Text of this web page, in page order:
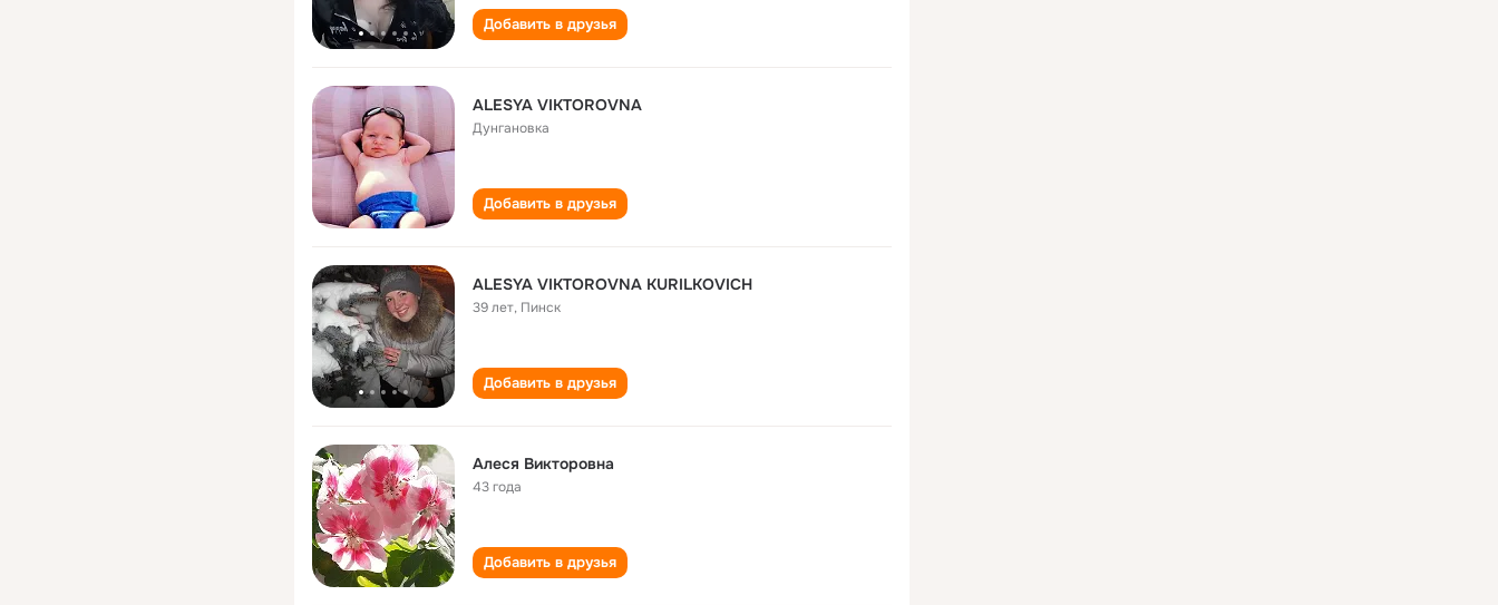
Добавить в друзья
ALESYA VIKTOROVNA
Дунгановка
Добавить в друзья
ALESYA VIKTOROVNA KURILKOVICH
39 лет, Пинск
Добавить в друзья
Алеся Викторовна
43 года
Добавить в друзья